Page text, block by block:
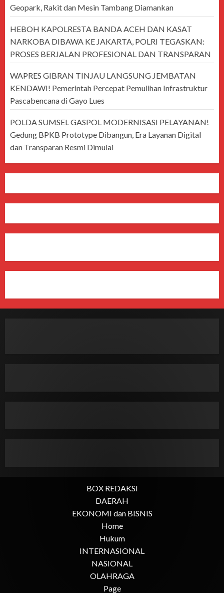
Geopark, Rakit dan Mesin Tambang Diamankan
HEBOH KAPOLRESTA BANDA ACEH DAN KASAT
NARKOBA DIBAWA KE JAKARTA, POLRI TEGASKAN:
PROSES BERJALAN PROFESIONAL DAN TRANSPARAN
WAPRES GIBRAN TINJAU LANGSUNG JEMBATAN
KENDAWI! Pemerintah Percepat Pemulihan Infrastruktur
Pascabencana di Gayo Lues
POLDA SUMSEL GASPOL MODERNISASI PELAYANAN!
Gedung BPKB Prototype Dibangun, Era Layanan Digital
dan Transparan Resmi Dimulai
BOX REDAKSI
DAERAH
EKONOMI dan BISNIS
Home
Hukum
INTERNASIONAL
NASIONAL
OLAHRAGA
Page